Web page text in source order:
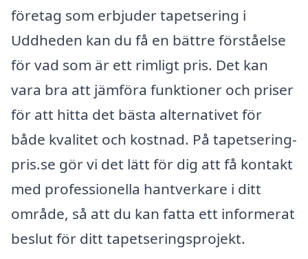
företag som erbjuder tapetsering i
Uddheden kan du få en bättre förståelse
för vad som är ett rimligt pris. Det kan
vara bra att jämföra funktioner och priser
för att hitta det bästa alternativet för
både kvalitet och kostnad. På tapetsering-
pris.se gör vi det lätt för dig att få kontakt
med professionella hantverkare i ditt
område, så att du kan fatta ett informerat
beslut för ditt tapetseringsprojekt.